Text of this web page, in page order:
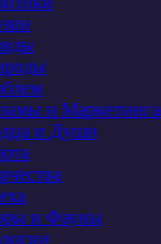
и Маркетинга
и Души
и Фауны